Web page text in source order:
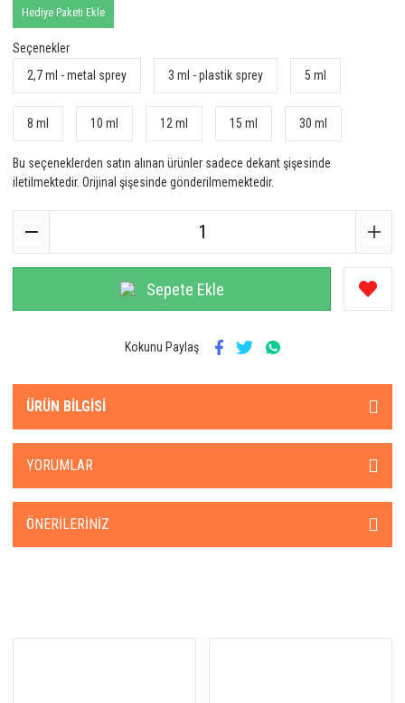
Hediye Paketi Ekle
Seçenekler
2,7 ml - metal sprey
3 ml - plastik sprey 5 ml
8 ml 10 ml 12 ml 15 ml 30 ml
Bu seçeneklerden satın alınan ürünler sadece dekant şişesinde
iletilmektedir. Orijinal şişesinde gönderilmemektedir.
Sepete Ekle
Kokunu Paylaş
ÜRÜN BILGISI
YORUMLAR
ÖNERILERINIZ